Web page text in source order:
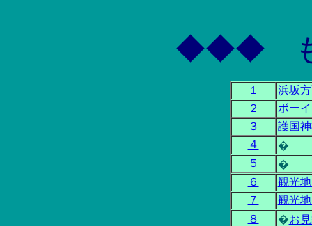
◆◆◆
１
浜坂
２
ボー
３
護国
４
�
５
�
６
観光
７
観光
８
�お